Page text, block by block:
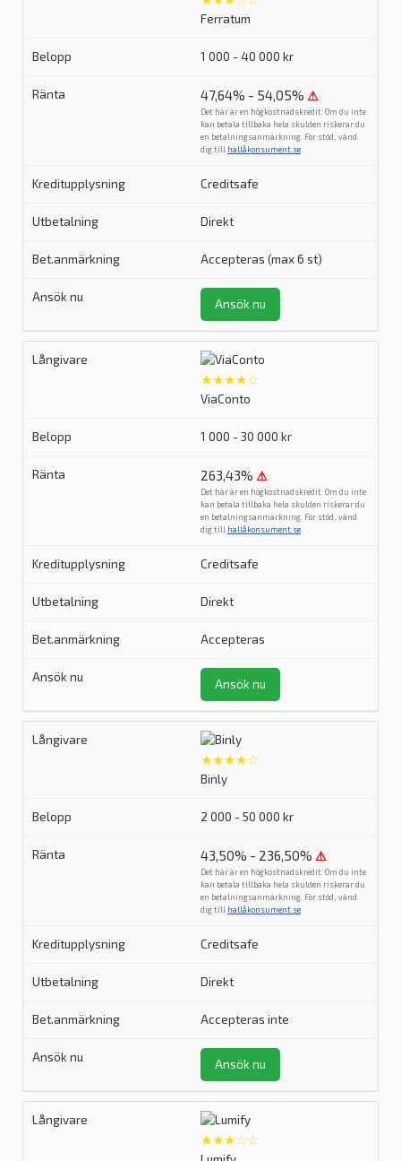
Ferratum
1 000 - 40 000 kr
47,64% - 54,05% ⚠
Det här är en högkostnadskredit. Om du inte
kan betala tillbaka hela skulden riskerar du
en betalningsanmärkning. För stöd, vänd
dig till hallåkonsument.se
Creditsafe
Direkt
Accepteras (max 6 st)
Ansök nu
★★★★☆
ViaConto
1 000 - 30 000 kr
263,43% ⚠
Det här är en högkostnadskredit. Om du inte
kan betala tillbaka hela skulden riskerar du
en betalningsanmärkning. För stöd, vänd
dig till hallåkonsument.se
Creditsafe
Direkt
Accepteras
Ansök nu
★★★★☆
Binly
2 000 - 50 000 kr
43,50% - 236,50% ⚠
Det här är en högkostnadskredit. Om du inte
kan betala tillbaka hela skulden riskerar du
en betalningsanmärkning. För stöd, vänd
dig till hallåkonsument.se
Creditsafe
Direkt
Accepteras inte
Ansök nu
★★★☆☆